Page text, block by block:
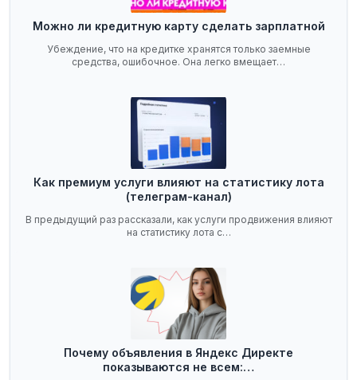
Можно ли кредитную карту сделать зарплатной
Убеждение, что на кредитке хранятся только заемные
средства, ошибочное. Она легко вмещает…
Как премиум услуги влияют на статистику лота
(телеграм-канал)
В предыдущий раз рассказали, как услуги продвижения влияют
на статистику лота с…
Почему объявления в Яндекс Директе
показываются не всем:…